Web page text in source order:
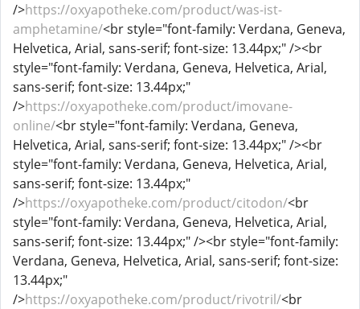
/>https://oxyapotheke.com/product/was-ist-
amphetamine/<br style="font-family: Verdana, Geneva,
Helvetica, Arial, sans-serif; font-size: 13.44px;" /><br
style="font-family: Verdana, Geneva, Helvetica, Arial,
sans-serif; font-size: 13.44px;"
/>https://oxyapotheke.com/product/imovane-
online/<br style="font-family: Verdana, Geneva,
Helvetica, Arial, sans-serif; font-size: 13.44px;" /><br
style="font-family: Verdana, Geneva, Helvetica, Arial,
sans-serif; font-size: 13.44px;"
/>https://oxyapotheke.com/product/citodon/<br
style="font-family: Verdana, Geneva, Helvetica, Arial,
sans-serif; font-size: 13.44px;" /><br style="font-family:
Verdana, Geneva, Helvetica, Arial, sans-serif; font-size:
13.44px;"
/>https://oxyapotheke.com/product/rivotril/<br